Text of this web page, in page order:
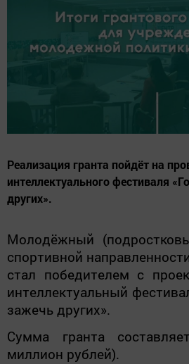
Реализация гранта пойдёт на
интеллектуального фестиваля
других».
Молодёжный
спортивной
стал победителем с
интеллектуальный
зажечь других».
Сумма гранта
миллион рублей).